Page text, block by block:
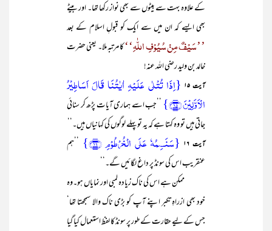
کے علاوہ بہت سے بیٹوں سے بھی نواز رکھا تھا۔ اور بیٹے
بھی ایسے کہ ان میں سے ایک کو قبولِ اسلام کے بعد
’’سَیْفٌ مِنْ سُیُوْفِ اللّٰہِ‘‘کا مرتبہ ملا۔ یعنی حضرت
خالد بن ولید رضی اللہ عنہ!
آیت ۱۵
{اِذَا تُتۡلٰی عَلَیۡہِ اٰیٰتُنَا قَالَ اَسَاطِیۡرُ
الۡاَوَّلِیۡنَ ﴿۱۵﴾}
’’جب اسے ہماری آیات پڑھ کر سنائی
جاتی ہیں تو وہ کہتا ہے کہ یہ تو پہلے لوگوں کی کہانیاں ہیں۔‘‘
آیت ۱۶ {سَنَسِمُہٗ عَلَی الۡخُرۡطُوۡمِ ﴿۱۶﴾}
’’ہم
عنقریب اس کی سونڈ پر داغ لگائیں گے۔‘‘
ممکن ہے اس کی ناک زیادہ لمبی اور نمایاں ہو۔وہ
خود بھی ازراہِ تکبر اپنے آپ کو بڑی ناک والا سمجھتا تھا‘
جس کے لیے حقارت کے طور پر سونڈ کا لفظ استعمال کیا گیا